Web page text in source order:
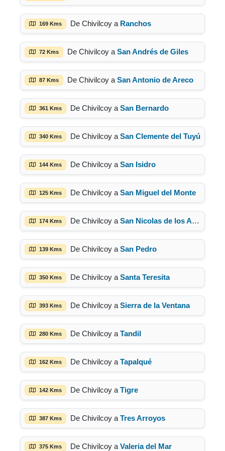
169 Kms De Chivilcoy a Ranchos
72 Kms De Chivilcoy a San Andrés de Giles
87 Kms De Chivilcoy a San Antonio de Areco
361 Kms De Chivilcoy a San Bernardo
340 Kms De Chivilcoy a San Clemente del Tuyú
144 Kms De Chivilcoy a San Isidro
125 Kms De Chivilcoy a San Miguel del Monte
174 Kms De Chivilcoy a San Nicolas de los Arroyos
139 Kms De Chivilcoy a San Pedro
350 Kms De Chivilcoy a Santa Teresita
393 Kms De Chivilcoy a Sierra de la Ventana
280 Kms De Chivilcoy a Tandil
162 Kms De Chivilcoy a Tapalqué
142 Kms De Chivilcoy a Tigre
387 Kms De Chivilcoy a Tres Arroyos
375 Kms De Chivilcoy a Valeria del Mar